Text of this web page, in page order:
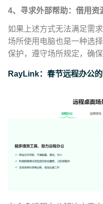
4、寻求外部帮助：借用资
如果上述方式无法满足需
场所使用电脑也是一种选
保护，遵守场所规定，确保
RayLink：春节远程办公